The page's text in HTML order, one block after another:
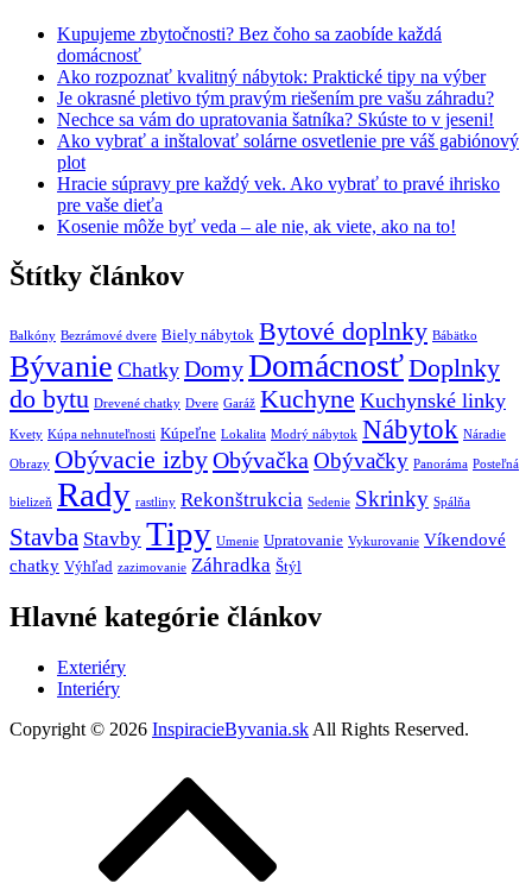
Kupujeme zbytočnosti? Bez čoho sa zaobíde každá
domácnosť
Ako rozpoznať kvalitný nábytok: Praktické tipy na výber
Je okrasné pletivo tým pravým riešením pre vašu záhradu?
Nechce sa vám do upratovania šatníka? Skúste to v jeseni!
Ako vybrať a inštalovať solárne osvetlenie pre váš gabiónový
plot
Hracie súpravy pre každý vek. Ako vybrať to pravé ihrisko
pre vaše dieťa
Kosenie môže byť veda – ale nie, ak viete, ako na to!
Štítky článkov
Balkóny Bezrámové dvere Biely nábytok Bytové doplnky Bábätko
Bývanie Chatky DomyDomácnosťDoplnky
do bytu Drevené chatky Dvere Garáž Kuchyne Kuchynské linky
Kvety Kúpa nehnuteľnosti Kúpeľne Lokalita Modrý nábytok Nábytok Náradie
Obrazy Obývacie izbyObývačka Obývačky Panoráma Posteľná
bielizeň Rady rastliny Rekonštrukcia Sedenie Skrinky Spálňa
Stavba Stavby Tipy Umenie Upratovanie Vykurovanie Víkendové
chatky Výhľad zazimovanie Záhradka Štýl
Hlavné kategórie článkov
Exteriéry
Interiéry
Copyright © 2026 InspiracieByvania.sk All Rights Reserved.